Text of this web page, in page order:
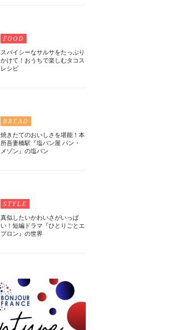
FOOD
スパイシーなサルサをたっぷり
かけて！おうちで楽しむタコス
レシピ
BREAD
焼きたてのおいしさを堪能！本
所吾妻橋駅『塩パン屋 パン・
メゾン』の塩パン
STYLE
真似したいかわいさがいっぱ
い！短編ドラマ『ひとりごとエ
プロン』の世界